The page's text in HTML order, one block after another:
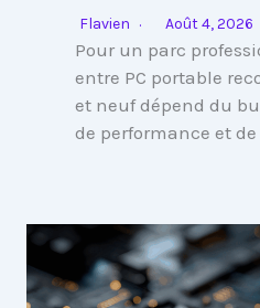
Flavien Août 4, 2026
Pour un parc
entre PC portable
et neuf dépend du
de performance et